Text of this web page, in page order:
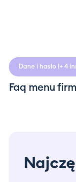
Dane i hasło (+ 4
Faq menu